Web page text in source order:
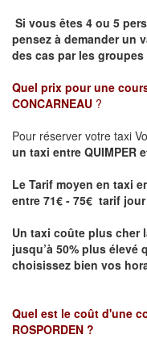
Si vous êtes 4 ou 5
pensez à demander un
des cas par les groupes
Quel prix pour une
CONCARNEAU ?
Pour réserver votre taxi
un taxi entre QUIMPER
Le Tarif moyen en taxi
entre 71€ - 75€ tarif
Un taxi coûte plus cher
jusqu’à 50% plus
choisissez bien vos
Quel est le coût d'une
ROSPORDEN ?